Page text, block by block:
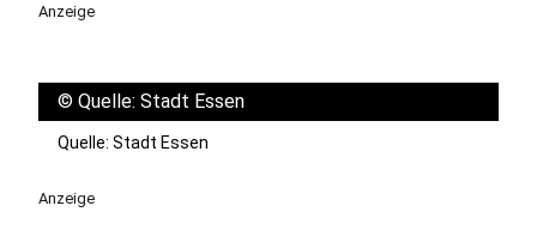
Anzeige
© Quelle: Stadt Essen
Quelle: Stadt Essen
Anzeige